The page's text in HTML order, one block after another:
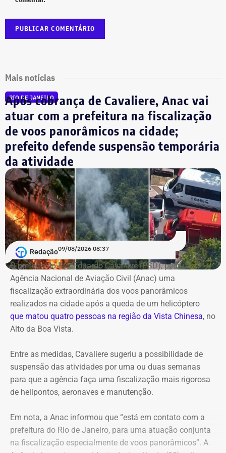
Mais notícias
RIO DE JANEIRO
Após cobrança de Cavaliere, Anac vai
atuar com a prefeitura na fiscalização
de voos panorâmicos na cidade;
prefeito defende suspensão temporária
da atividade
Redação09/08/2026 08:37
O prefeito do Rio, Eduardo Cavaliere (PSD), pediu à
Agência Nacional de Aviação Civil (Anac) uma
fiscalização extraordinária dos voos panorâmicos
realizados na cidade após a queda de um helicóptero
que matou quatro pessoas na região da Vista Chinesa, no
Alto da Boa Vista.
Entre as medidas, Cavaliere sugeriu a possibilidade de
suspensão das atividades por uma ou duas semanas
para que a agência faça uma fiscalização mais rigorosa
de helipontos, aeronaves e manutenção.
Em nota, a Anac informou que “está em contato com a
prefeitura do Rio de Janeiro, para uma atuação conjunta
na fiscalização especialmente de voos panorâmicos”. A